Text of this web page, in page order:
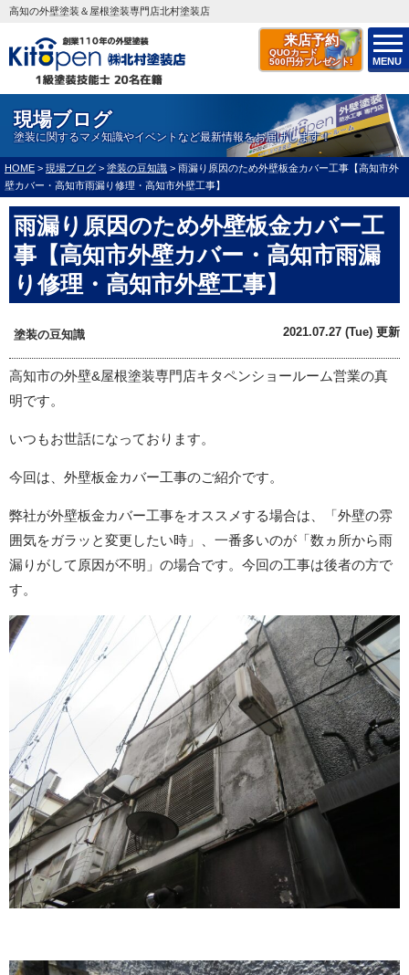
来店予約
QUOカード
500円分プレゼント!
MENU
高知の外壁塗装＆屋根塗装専門店北村塗装店
現場ブログ
塗装に関するマメ知識やイベントなど最新情報をお届けします！
HOME > 現場ブログ > 塗装の豆知識 > 雨漏り原因のため外壁板金カバー工事【高知市外
壁カバー・高知市雨漏り修理・高知市外壁工事】
雨漏り原因のため外壁板金カバー工
事【高知市外壁カバー・高知市雨漏
り修理・高知市外壁工事】
塗装の豆知識 2021.07.27 (Tue) 更新
高知市の外壁&屋根塗装専門店キタペンショールーム営業の真
明です。
いつもお世話になっております。
今回は、外壁板金カバー工事のご紹介です。
弊社が外壁板金カバー工事をオススメする場合は、「外壁の雰
囲気をガラッと変更したい時」、一番多いのが「数ヵ所から雨
漏りがして原因が不明」の場合です。今回の工事は後者の方で
す。